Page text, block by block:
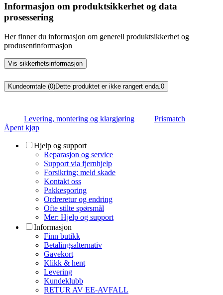
Informasjon om produktsikkerhet og data
prosessering
Her finner du informasjon om generell produktsikkerhet og
produsentinformasjon
Vis sikkerhetsinformasjon
Kundeomtale (0)Dette produktet er ikke rangert enda.0
Levering, montering og klargjøring
Prismatch
Åpent kjøp
Hjelp og support
Reparasjon og service
Support via fjernhjelp
Forsikring: meld skade
Kontakt oss
Pakkesporing
Ordreretur og endring
Ofte stilte spørsmål
Mer: Hjelp og support
Informasjon
Finn butikk
Betalingsalternativ
Gavekort
Klikk & hent
Levering
Kundeklubb
RETUR AV EE-AVFALL